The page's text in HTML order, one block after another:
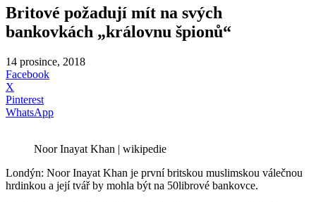
Britové požadují mít na svých
bankovkách „královnu špionů“
14 prosince, 2018
Facebook
X
Pinterest
WhatsApp
Noor Inayat Khan | wikipedie
Londýn: Noor Inayat Khan je první britskou muslimskou válečnou
hrdinkou a její tvář by mohla být na 50librové bankovce.